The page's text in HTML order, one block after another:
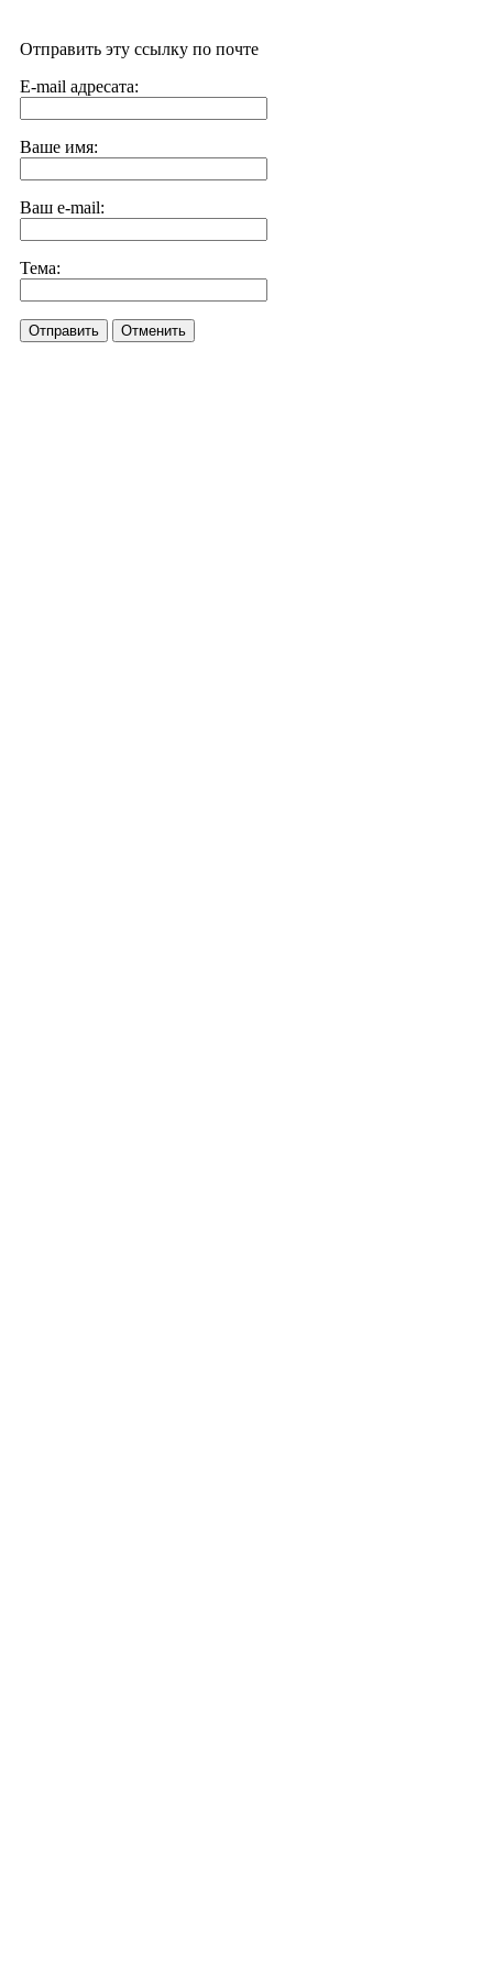
Отправить эту ссылку по почте
E-mail адресата:
Ваше имя:
Ваш e-mail:
Тема:
Отправить Отменить